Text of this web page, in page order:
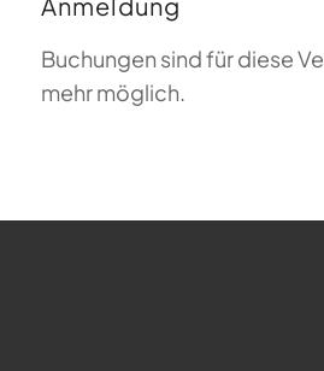
Buchungen sind für diese
mehr möglich.